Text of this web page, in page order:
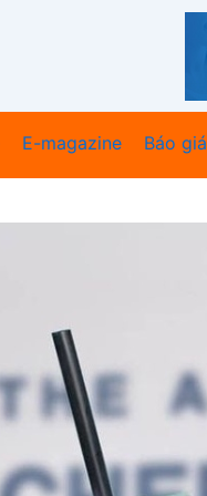
E-magazine Báo giá